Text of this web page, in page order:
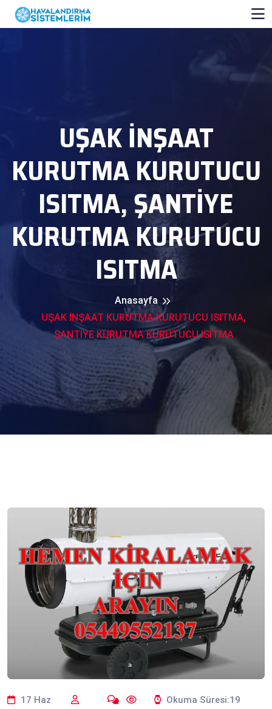
UŞAK İNŞAAT
KURUTMA KURUTUCU
ISITMA, ŞANTİYE
KURUTMA KURUTUCU
ISITMA
Anasayfa
UŞAK İNŞAAT KURUTMA KURUTUCU ISITMA,
ŞANTİYE KURUTMA KURUTUCU ISITMA
17 Haz
Okuma Süresi:19